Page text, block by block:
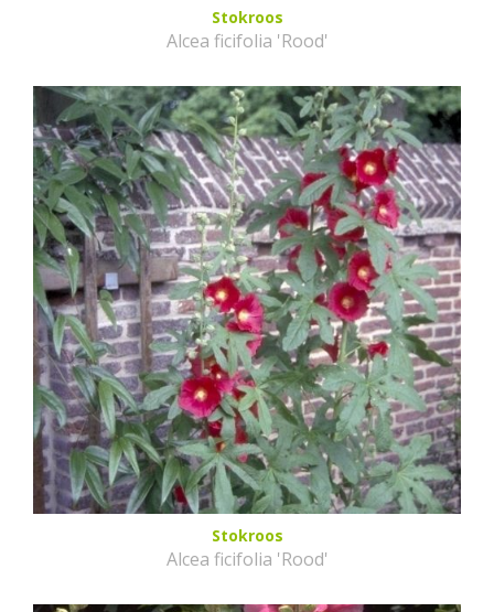
Stokroos
Alcea ficifolia 'Rood'
Stokroos
Alcea ficifolia 'Rood'